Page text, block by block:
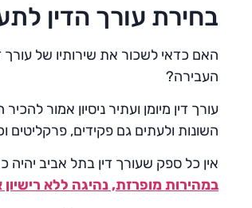
בחירת עורך הדין
האם כדאי לשכור את שירותיו של
העבירה?
עורך דין מיומן ועתיר ניסיון אמור
השונות ולעתים גם פקידים,
אין כל ספק שעורך דין בתל אביב
במהירות מופרזת, נהיגה ללא